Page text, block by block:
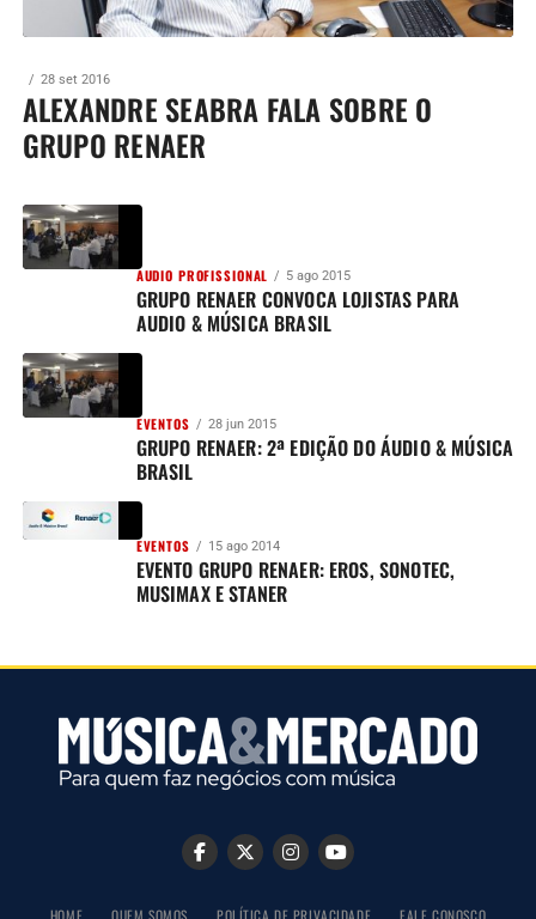
28 set 2016
ALEXANDRE SEABRA FALA SOBRE O
GRUPO RENAER
AUDIO PROFISSIONAL 5 ago 2015
GRUPO RENAER CONVOCA LOJISTAS PARA
AUDIO & MÚSICA BRASIL
EVENTOS 28 jun 2015
GRUPO RENAER: 2ª EDIÇÃO DO ÁUDIO & MÚSICA
BRASIL
EVENTOS 15 ago 2014
EVENTO GRUPO RENAER: EROS, SONOTEC,
MUSIMAX E STANER
HOME QUEM SOMOS POLÍTICA DE PRIVACIDADE FALE CONOSCO